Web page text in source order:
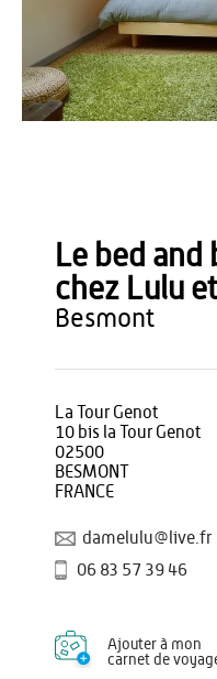
Office de Tourisme du Pays de
Le bed and
chez Lulu
besmont
La Tour Genot
10 bis la Tour Genot
02500
BESMONT
FRANCE
damelulu@live.fr
06 83 57 39 46
Ajouter à mon
carnet de